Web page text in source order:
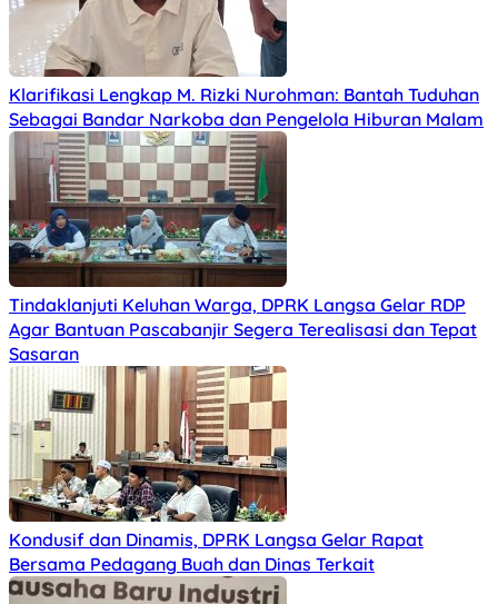
Klarifikasi Lengkap M. Rizki Nurohman: Bantah Tuduhan
Sebagai Bandar Narkoba dan Pengelola Hiburan Malam
Tindaklanjuti Keluhan Warga, DPRK Langsa Gelar RDP
Agar Bantuan Pascabanjir Segera Terealisasi dan Tepat
Sasaran
Kondusif dan Dinamis, DPRK Langsa Gelar Rapat
Bersama Pedagang Buah dan Dinas Terkait